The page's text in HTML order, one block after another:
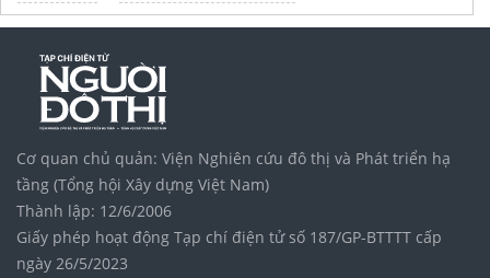
dự ánsun festo town sun grouphạ long
Vinhomes Saigon Park
noxh K Home Avenue Nhơn Trạch
Lắp đặtcửa thépBẢO HÀNH 5 NĂM!
Báo giá thi côngbê tông áp khuôn
học đấu thầu qua mạng tại hà nội
Cơ quan chủ quản: Viện Nghiên cứu đô thị và Phát triển hạ
tầng (Tổng hội Xây dựng Việt Nam)
Thành lập: 12/6/2006
Giấy phép hoạt động Tạp chí điện tử số 187/GP-BTTTT cấp
ngày 26/5/2023